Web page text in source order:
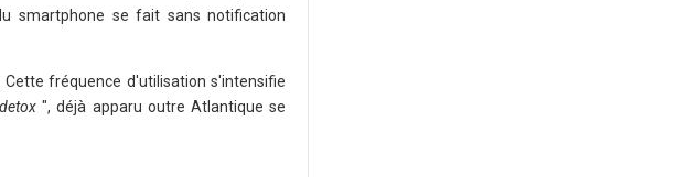
smartphone se fait sans notification
fréquence d'utilisation s'intensifie
", déjà apparu outre Atlantique se